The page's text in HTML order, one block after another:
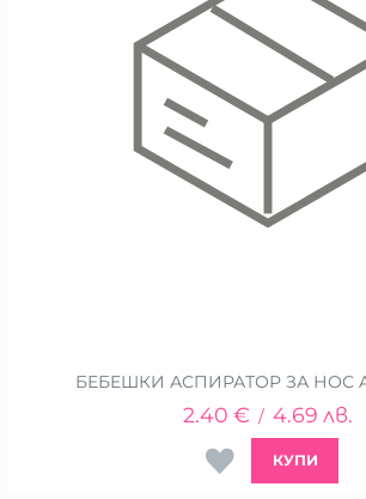
БЕБЕШКИ АСПИРАТОР ЗА НОС
2.40 € / 4.69 лв.
КУПИ